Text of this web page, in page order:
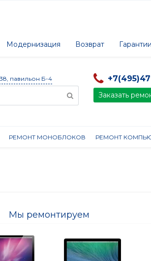
Модернизация Возврат Гарантии
павильон Б-4
Заказать
РЕМОНТ МОНОБЛОКОВ РЕМОНТ
Мы ремонтируем